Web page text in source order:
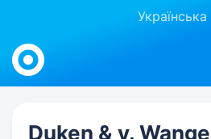
Українська
Work.ua
Duken & v.